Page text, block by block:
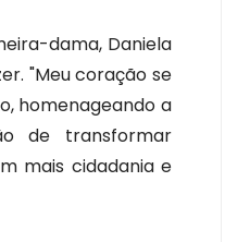
dama, Daniela
"Meu coração se
homenageando a
de transformar
mais cidadania e